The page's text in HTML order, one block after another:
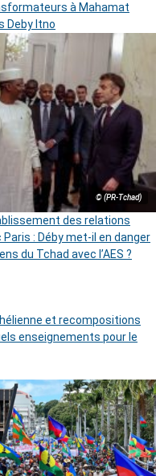
à Mahamat
Deby Itno
© (PR-Tchad)
des relations
Paris : Déby met-il en danger
du Tchad avec l’AES ?
et recompositions
enseignements pour le